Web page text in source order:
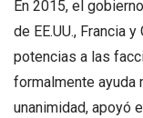
En 2015, el
de EE.UU., Francia
potencias a las
formalmente ayuda
unanimidad, apoyó